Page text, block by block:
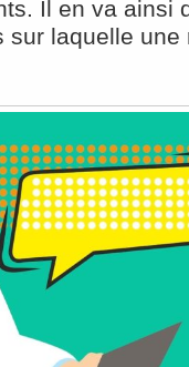
Il en va ainsi
sur laquelle